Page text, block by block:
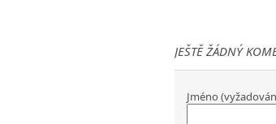
JEŠTĚ ŽÁDNÝ
Jméno